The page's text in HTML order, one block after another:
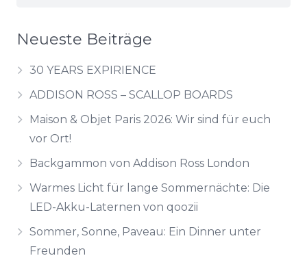
Neueste Beiträge
30 YEARS EXPIRIENCE
ADDISON ROSS – SCALLOP BOARDS
Maison & Objet Paris 2026: Wir sind für euch
vor Ort!
Backgammon von Addison Ross London
Warmes Licht für lange Sommernächte: Die
LED-Akku-Laternen von qoozii
Sommer, Sonne, Paveau: Ein Dinner unter
Freunden